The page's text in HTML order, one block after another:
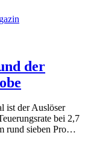
der
ist der Auslöser
bei 2,7
rund sieben Pro…